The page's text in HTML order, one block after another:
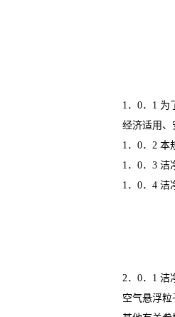
1 ． 0． 1 为
经济适用、
1 ． 0． 2 本
1 ． 0． 3 洁
1 ． 0． 4 洁
2． 0． 1 洁
空气悬浮